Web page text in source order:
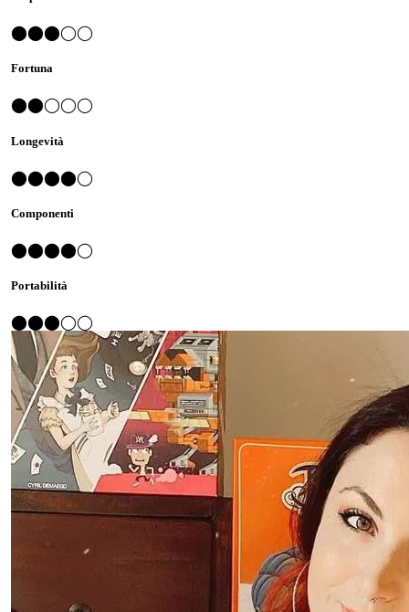
⬤⬤⬤◯◯
Fortuna
⬤⬤◯◯◯
Longevità
⬤⬤⬤⬤◯
Componenti
⬤⬤⬤⬤◯
Portabilità
⬤⬤⬤◯◯